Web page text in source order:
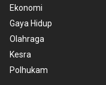
Ekonomi
Gaya Hidup
Olahraga
Kesra
Polhukam